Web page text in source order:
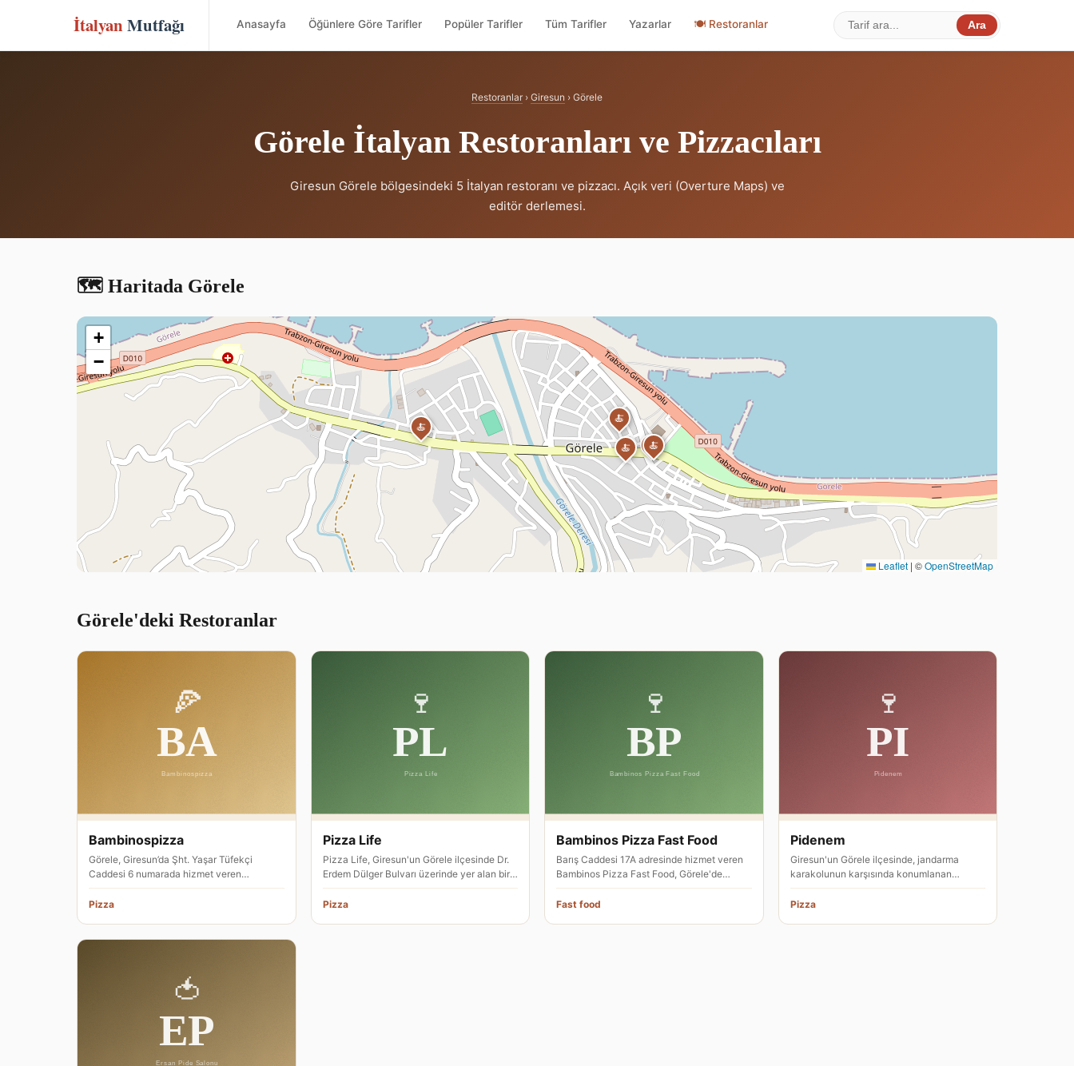
İtalyan Mutfağı Anasayfa Öğünlere Göre Tarifler Popüler Tarifler Tüm Tarifler Yazarlar 🍽 Restoranlar Ara
Restoranlar › Giresun › Görele
Görele İtalyan Restoranları ve Pizzacıları
Giresun Görele bölgesindeki 5 İtalyan restoranı ve pizzacı. Açık veri (Overture Maps) ve
editör derlemesi.
🗺️ Haritada Görele
🍝
🍝
🍝
🍝
🍝
+
−
Leaflet | ©OpenStreetMap
Görele'deki Restoranlar
Bambinospizza
Görele, Giresun’da Şht. Yaşar Tüfekçi
Caddesi 6 numarada hizmet veren
Bambinospizza, pizza restoranı olarak fa…
Pizza
Pizza Life
Pizza Life, Giresun'un Görele ilçesinde Dr.
Erdem Dülger Bulvarı üzerinde yer alan bir
pizza restoranıdır. Kon…
Pizza
Bambinos Pizza Fast Food
Barış Caddesi 17A adresinde hizmet veren
Bambinos Pizza Fast Food, Görele'de
İtalyan mutfağı odaklı bir restor…
Fast food
Pidenem
Giresun'un Görele ilçesinde, jandarma
karakolunun karşısında konumlanan
Pidenem, pizza restoranı olarak hizmet…
Pizza